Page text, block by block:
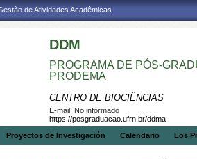
de Atividades Acadêmicas
DDM
PROGRAMA DE PÓS-
PRODEMA
CENTRO DE BIOCIÊNCIAS
E-mail: No informado
https://posgraduacao.ufrn.br/ddma
Proyectos de Investigación Calendario Los